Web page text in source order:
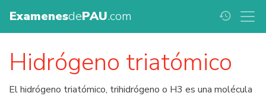
ExamenesdePAU.com history
Hidrógeno triatómico
El hidrógeno triatómico, trihidrógeno o H3 es una molécula